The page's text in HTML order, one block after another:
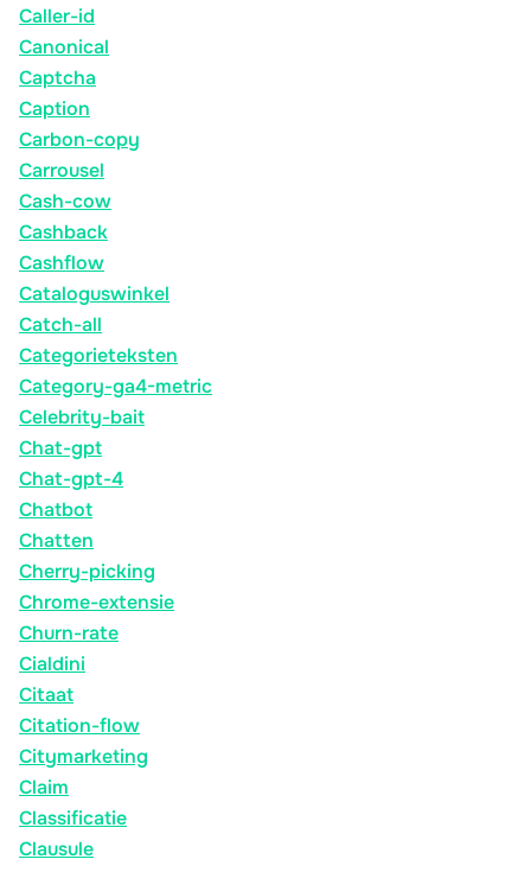
Caller-id
Canonical
Captcha
Caption
Carbon-copy
Carrousel
Cash-cow
Cashback
Cashflow
Cataloguswinkel
Catch-all
Categorieteksten
Category-ga4-metric
Celebrity-bait
Chat-gpt
Chat-gpt-4
Chatbot
Chatten
Cherry-picking
Chrome-extensie
Churn-rate
Cialdini
Citaat
Citation-flow
Citymarketing
Claim
Classificatie
Clausule